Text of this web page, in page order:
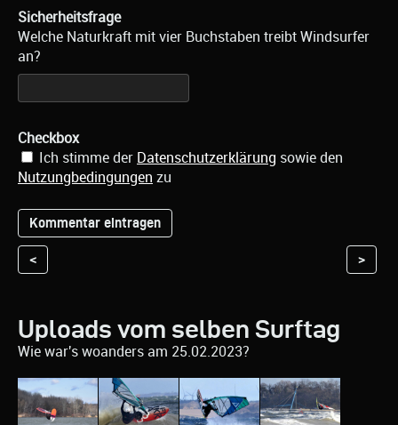
Sicherheitsfrage
Welche Naturkraft mit vier Buchstaben treibt Windsurfer
an?
Checkbox
Ich stimme der Datenschutzerklärung sowie den
Nutzungbedingungen zu
< >
Uploads vom selben Surftag
Wie war's woanders am 25.02.2023?